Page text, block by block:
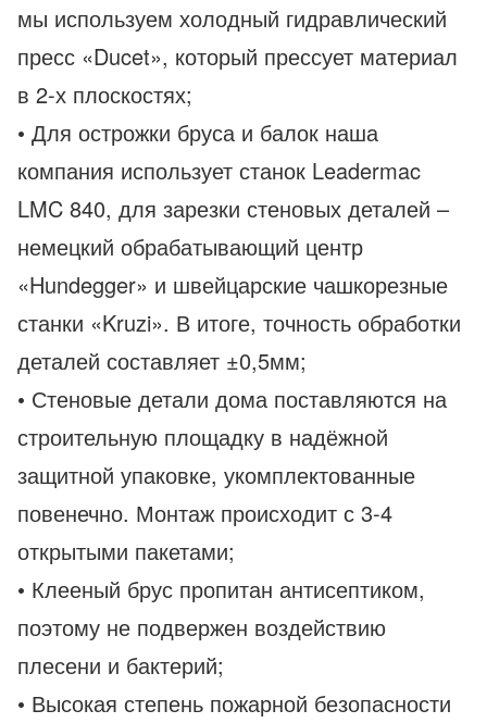
мы используем холодный гидравлический
пресс «Ducet», который прессует материал
в 2-х плоскостях;
• Для острожки бруса и балок наша
компания использует станок Leadermac
LMC 840, для зарезки стеновых деталей –
немецкий обрабатывающий центр
«Hundegger» и швейцарские чашкорезные
станки «Kruzi». В итоге, точность обработки
деталей составляет ±0,5мм;
• Стеновые детали дома поставляются на
строительную площадку в надёжной
защитной упаковке, укомплектованные
повенечно. Монтаж происходит с 3-4
открытыми пакетами;
• Клееный брус пропитан антисептиком,
поэтому не подвержен воздействию
плесени и бактерий;
• Высокая степень пожарной безопасности